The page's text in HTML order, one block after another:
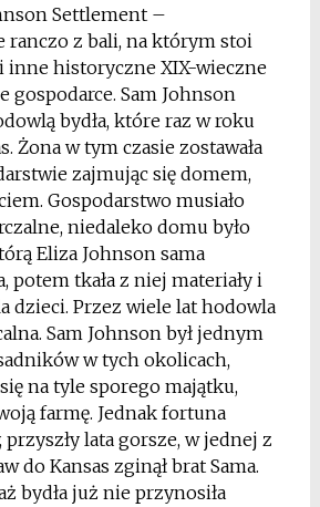
Settlement –
ranczo z bali, na którym stoi
inne historyczne XIX-wieczne
gospodarce. Sam Johnson
bydła, które raz w roku
Żona w tym czasie zostawała
zajmując się domem,
Gospodarstwo musiało
niedaleko domu było
Eliza Johnson sama
potem tkała z niej materiały i
dzieci. Przez wiele lat hodowla
Sam Johnson był jednym
w tych okolicach,
na tyle sporego majątku,
farmę. Jednak fortuna
przyszły lata gorsze, w jednej z
do Kansas zginął brat Sama.
bydła już nie przynosiła